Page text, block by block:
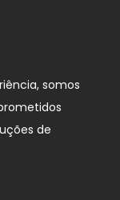
somos
de